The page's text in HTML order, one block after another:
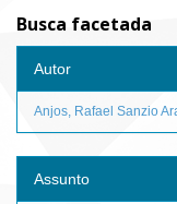
Busca facetada
Autor
Anjos, Rafael Sanzio
Assunto